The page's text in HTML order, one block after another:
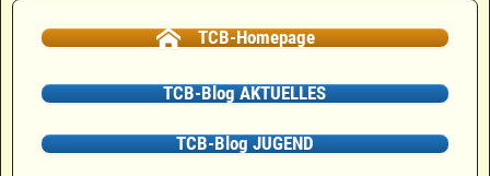
TCB-Homepage
TCB-Blog AKTUELLES
TCB-Blog JUGEND